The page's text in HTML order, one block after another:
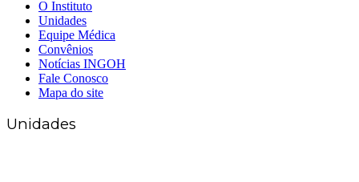
O Instituto
Unidades
Equipe Médica
Convênios
Notícias INGOH
Fale Conosco
Mapa do site
Unidades